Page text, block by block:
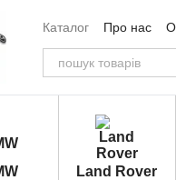
Каталог
Про нас
Угода користувача
Land Rover